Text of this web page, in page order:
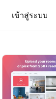
เข้าสู่ระบบ